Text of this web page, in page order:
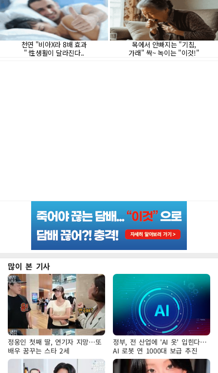
많이 본 기사
정웅인 첫째 딸, 연기자 지망…또
배우 꿈꾸는 스타 2세
정부, 전 산업에 'AI 옷' 입힌다…
AI 로봇 연 1000대 보급 추진